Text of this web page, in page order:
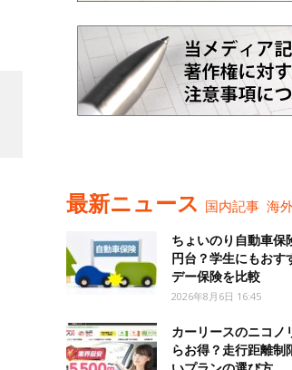
最新ニュース 国内記事 海
ちょいのり自動車保
円台？学生にもおす
デー保険を比較
2026年8月6日 16:45
カーリースのニコノ
らお得？走行距離制